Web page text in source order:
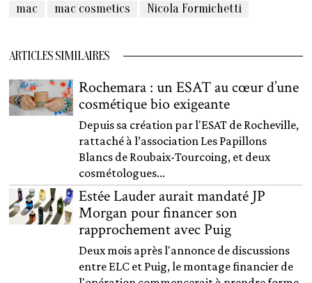
mac
mac cosmetics Nicola Formichetti
ARTICLES SIMILAIRES
Rochemara : un ESAT au cœur d’une
cosmétique bio exigeante
Depuis sa création par l'ESAT de Rocheville,
rattaché à l’association Les Papillons
Blancs de Roubaix-Tourcoing, et deux
cosmétologues...
Estée Lauder aurait mandaté JP
Morgan pour financer son
rapprochement avec Puig
Deux mois après l'annonce de discussions
entre ELC et Puig, le montage financier de